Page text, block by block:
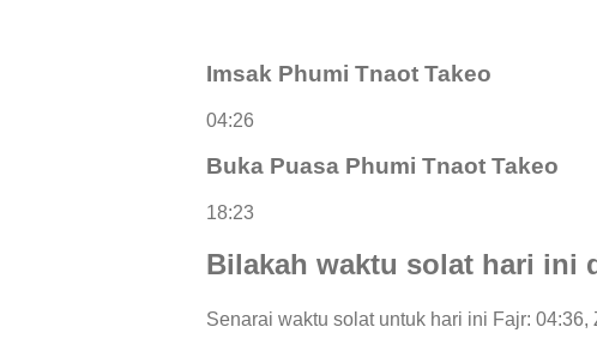
Imsak Phumi Tnaot Takeo
04:26
Buka Puasa Phumi Tnaot Takeo
18:23
Bilakah waktu solat hari ini
Senarai waktu solat untuk hari ini Fajr: